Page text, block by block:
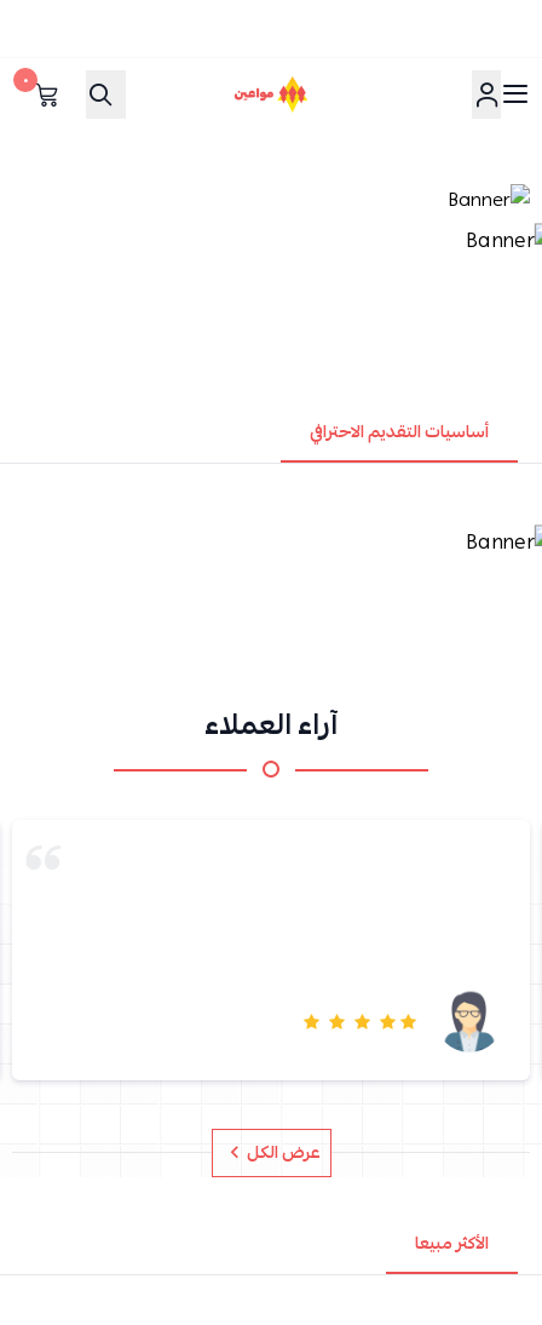
مواعين
٠
أساسيات التقديم الاحترافي
آراء العملاء
عرض الكل
الأكثر مبيعا